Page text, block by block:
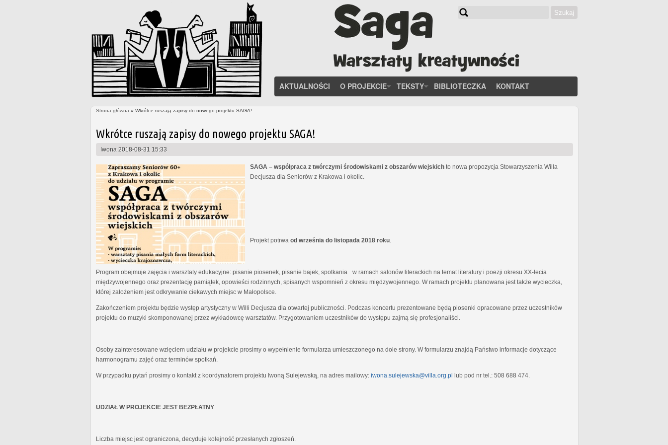
Szukaj
AKTUALNOŚCI O PROJEKCIE TEKSTY BIBLIOTECZKA KONTAKT
Strona główna » Wkrótce ruszają zapisy do nowego projektu SAGA!
Wkrótce ruszają zapisy do nowego projektu SAGA!
Iwona 2018-08-31 15:33
SAGA – współpraca z twórczymi środowiskami z obszarów wiejskich to nowa propozycja Stowarzyszenia Willa
Decjusza dla Seniorów z Krakowa i okolic.
Projekt potrwa od września do listopada 2018 roku
Program obejmuje zajęcia i warsztaty edukacyjne: pisanie piosenek, pisanie bajek, spotkania w ramach salonów literackich na temat literatury i poezji okresu XX-lecia
międzywojennego oraz prezentację pamiątek, opowieści rodzinnych, spisanych wspomnień z okresu międzywojennego. W ramach projektu planowana jest także wycieczka,
której założeniem jest odkrywanie ciekawych miejsc w Małopolsce.
Zakończeniem projektu będzie występ artystyczny w Willi Decjusza dla otwartej publiczności. Podczas koncertu prezentowane będą piosenki opracowane przez uczestników
projektu do muzyki skomponowanej przez wykładowcę warsztatów. Przygotowaniem uczestników do występu zajmą się profesjonaliści.
Osoby zainteresowane wzięciem udziału w projekcie prosimy o wypełnienie formularza umieszczonego na dole strony. W formularzu znajdą Państwo informacje dotyczące
harmonogramu zajęć oraz terminów spotkań.
W przypadku pytań prosimy o kontakt z koordynatorem projektu Iwoną Sulejewską, na adres mailowy: iwona.sulejewska@villa.org.pl lub pod nr tel.: 508 688 474.
UDZIAŁ W PROJEKCIE JEST BEZPŁATNY
Liczba miejsc jest ograniczona, decyduje kolejność przesłanych zgłoszeń.